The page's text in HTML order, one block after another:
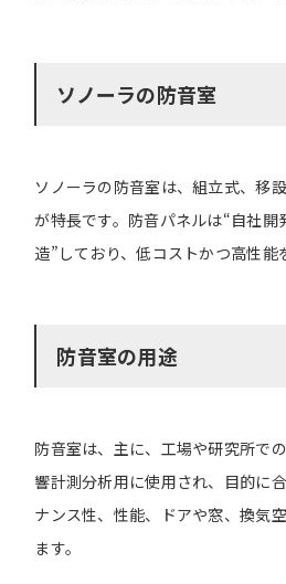
ソノーラの防音室
ソノーラの防音室は、組立式、移
が特長です。防音パネルは“自社開
造”しており、低コストかつ高性能
防音室の用途
防音室は、主に、工場や研究所で
響計測分析用に使用され、目的に
ナンス性、性能、ドアや窓、換気
ます。